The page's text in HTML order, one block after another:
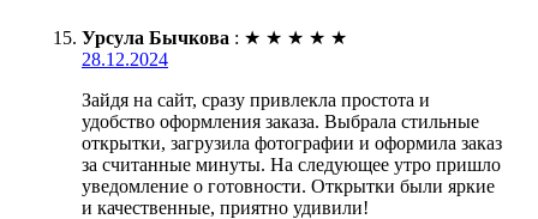
Урсула Бычкова : ★ ★ ★ ★ ★
28.12.2024
Зайдя на сайт, сразу привлекла простота и
удобство оформления заказа. Выбрала стильные
открытки, загрузила фотографии и оформила заказ
за считанные минуты. На следующее утро пришло
уведомление о готовности. Открытки были яркие
и качественные, приятно удивили!